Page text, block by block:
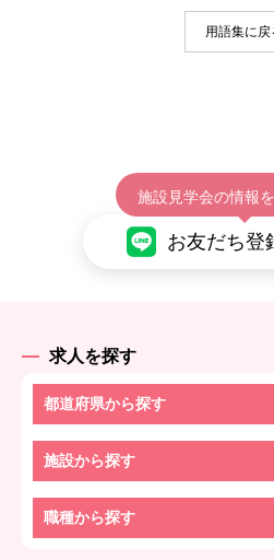
用語集に戻
施設見学会の情報
お友だち登
求人を探す
都道府県から探す
施設から探す
職種から探す